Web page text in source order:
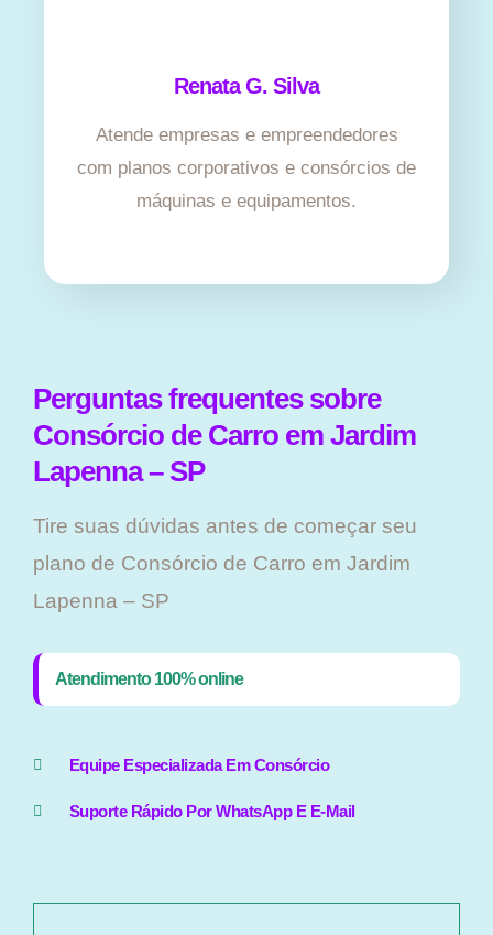
Renata G. Silva
Atende empresas e empreendedores
com planos corporativos e consórcios de
máquinas e equipamentos.
Perguntas frequentes sobre
Consórcio de Carro em Jardim
Lapenna – SP
Tire suas dúvidas antes de começar seu
plano ​de Consórcio de Carro em Jardim
Lapenna – SP
Atendimento 100% online
Equipe Especializada Em Consórcio
Suporte Rápido Por WhatsApp E E-Mail